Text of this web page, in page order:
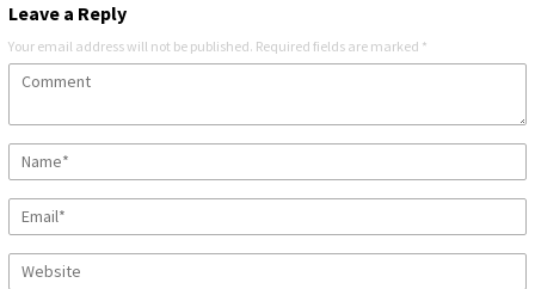
Leave a Reply
Your email address will not be published. Required fields are marked *